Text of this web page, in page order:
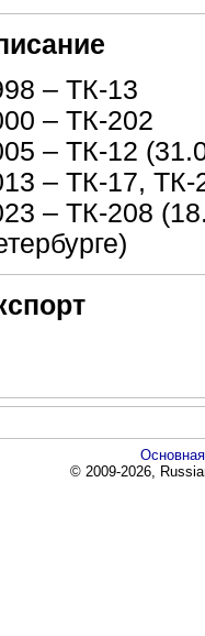
– ТК-13
– ТК-202
– ТК-12
– ТК-17, ТК-
– ТК-208
Основная
© 2009-2026,